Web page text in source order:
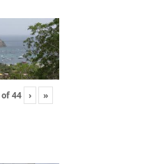
of44 › »